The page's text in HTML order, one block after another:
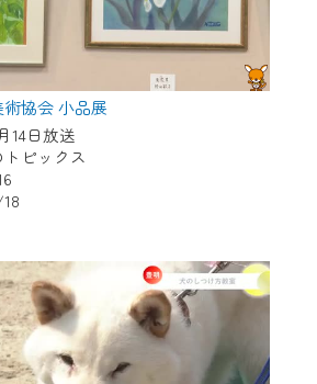
術協会 小品展
14日放送
ピックス